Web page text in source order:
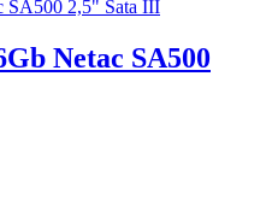
Netac SA500